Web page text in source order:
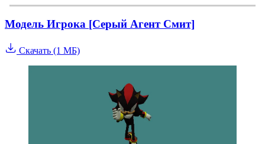
Модель Игрока [Серый Агент Смит]
Скачать (1 МБ)